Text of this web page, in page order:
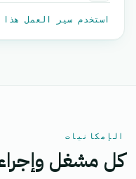
استخدم سير العمل هذا
الإمكانيات
كل مشغل وإجراء